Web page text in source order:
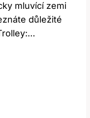
mluvící zemi
důležité